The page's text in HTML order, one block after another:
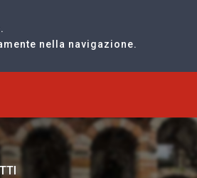
nella navigazione.